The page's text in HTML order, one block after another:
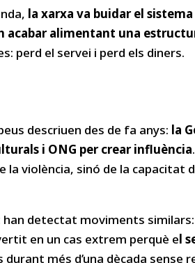
la xarxa va buidar el
acabar alimentant una
perd el servei i perd els diners.
descriuen des de fa anys: la
i ONG per crear influència
violència, sinó de la
detectat moviments
en un cas extrem perquè el
més d’una dècada